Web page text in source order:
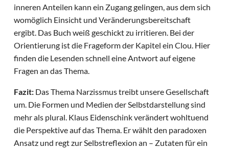
inneren Anteilen kann ein Zugang gelingen, aus dem sich
womöglich Einsicht und Veränderungsbereitschaft
ergibt. Das Buch weiß geschickt zu irritieren. Bei der
Orientierung ist die Frageform der Kapitel ein Clou. Hier
finden die Lesenden schnell eine Antwort auf eigene
Fragen an das Thema.
Fazit: Das Thema Narzissmus treibt unsere Gesellschaft
um. Die Formen und Medien der Selbstdarstellung sind
mehr als plural. Klaus Eidenschink verändert wohltuend
die Perspektive auf das Thema. Er wählt den paradoxen
Ansatz und regt zur Selbstreflexion an – Zutaten für ein